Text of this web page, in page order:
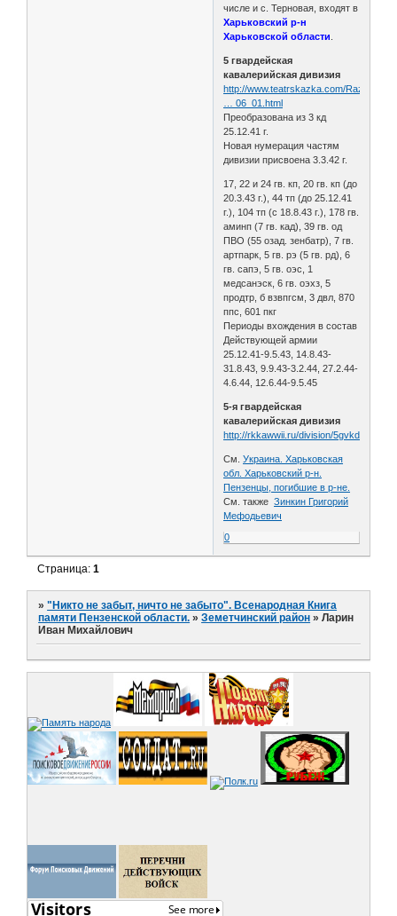
числе и с. Терновая, входят в
Харьковский р-н
Харьковской области
5 гвардейская
кавалерийская дивизия
http://www.teatrskazka.com/Raznoe/
… 06_01.html
Преобразована из 3 кд
25.12.41 г.
Новая нумерация частям
дивизии присвоена 3.3.42 г.
17, 22 и 24 гв. кп, 20 гв. кп (до
20.3.43 г.), 44 тп (до 25.12.41
г.), 104 тп (с 18.8.43 г.), 178 гв.
аминп (7 гв. кад), 39 гв. од
ПВО (55 озад. зенбатр), 7 гв.
артпарк, 5 гв. рэ (5 гв. рд), 6
гв. сапэ, 5 гв. оэс, 1
медсанэск, 6 гв. оэхз, 5
продтр, б взвпгсм, 3 двл, 870
ппс, 601 пкг
Периоды вхождения в состав
Действующей армии
25.12.41-9.5.43, 14.8.43-
31.8.43, 9.9.43-3.2.44, 27.2.44-
4.6.44, 12.6.44-9.5.45
5-я гвардейская
кавалерийская дивизия
http://rkkawwii.ru/division/5gvkdf1
См.Украина. Харьковская
обл. Харьковский р-н.
Пензенцы, погибшие в р-не.
См. такжеЗинкин Григорий
Мефодьевич
0
Страница:1
»"Никто не забыт, ничто не забыто". Всенародная Книга
памяти Пензенской области. »Земетчинский район »Ларин
Иван Михайлович